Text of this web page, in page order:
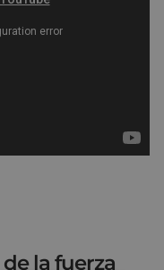
la fuerza